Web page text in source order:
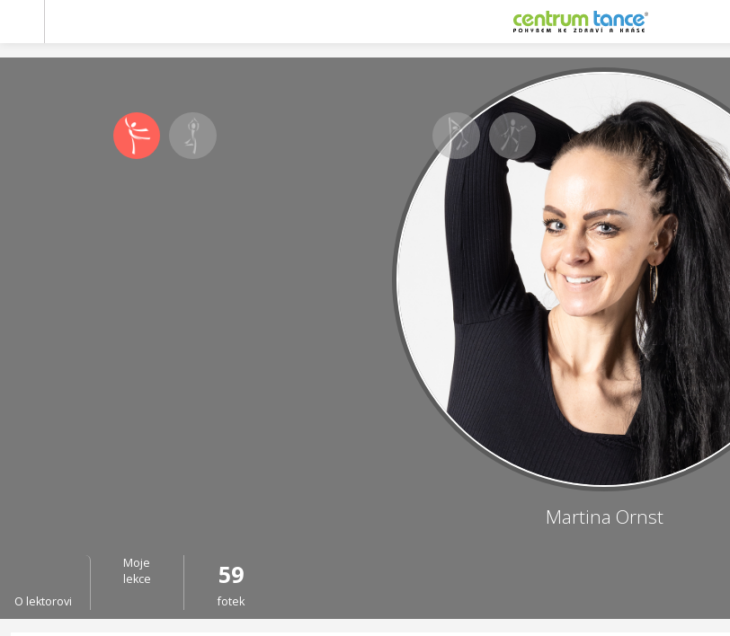
Martina Ornst
O lektorovi
Moje
lekce
59
fotek